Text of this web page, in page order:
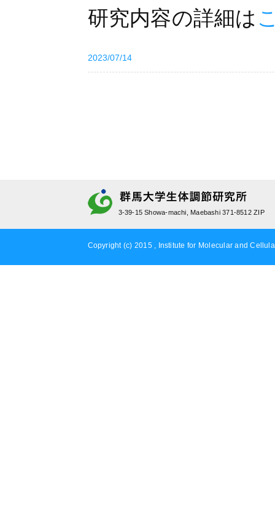
研究内容の詳細は
2023/07/14
3-39-15 Showa-machi, Maebashi 371-8512 ZIP
Copyright (c) 2015 , Institute for Molecular and